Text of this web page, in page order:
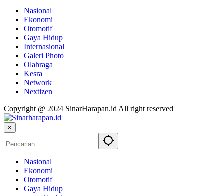
Nasional
Ekonomi
Otomotif
Gaya Hidup
Internasional
Galeri Photo
Olahraga
Kesra
Network
Nextizen
Copyright @ 2024 SinarHarapan.id All right reserved
×
Nasional
Ekonomi
Otomotif
Gaya Hidup